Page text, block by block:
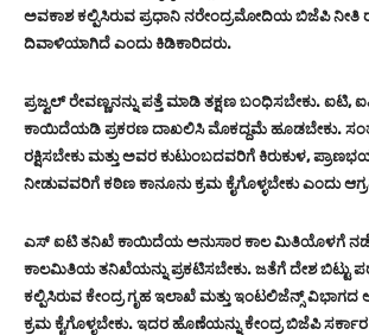
ಅವಕಾಶ ಕಲ್ಪಿಸಿರುವ ಪ್ರಧಾನಿ ನರೇಂದ್ರಮೋದಿಯ ಬಿಜೆಪಿ ನೀತಿ
ದಿವಾಳಿಯಾಗಿದೆ ಎಂದು ಕಿಡಿಕಾರಿದರು.
ಪ್ರಜ್ವಲ್ ರೇವಣ್ಣನನ್ನು ಪತ್ತೆ ಮಾಡಿ ತಕ್ಷಣ ಬಂಧಿಸಬೇಕು.
ಕಾಯಿದೆಯಡಿ ಪ್ರಕರಣ ದಾಖಲಿಸಿ ಮೊಕದ್ದಮೆ ಹೂಡಬೇಕು.
ರಕ್ಷಿಸಬೇಕು ಮತ್ತು ಅವರ ಕುಟುಂಬದವರಿಗೆ ಕಿರುಕುಳ,
ನೀಡುವವರಿಗೆ ಕಠಿಣ ಕಾನೂನು ಕ್ರಮ ಕೈಗೊಳ್ಳಬೇಕು ಎಂದು
ಎಸ್ ಐಟಿ ತನಿಖೆ ಕಾಯಿದೆಯ ಅನುಸಾರ ಕಾಲ ಮಿತಿಯೊಳಗೆ
ಕಾಲಮಿತಿಯ ತನಿಖೆಯನ್ನು ಪ್ರಕಟಿಸಬೇಕು. ಜತೆಗೆ ದೇಶ ಬಿಟ್ಟು
ಕಲ್ಪಿಸಿರುವ ಕೇಂದ್ರ ಗೃಹ ಇಲಾಖೆ ಮತ್ತು ಇಂಟಲಿಜೆನ್ಸ್
ಕ್ರಮ ಕೈಗೊಳ್ಳಬೇಕು. ಇದರ ಹೊಣೆಯನ್ನು ಕೇಂದ್ರ ಬಿಜೆಪಿ